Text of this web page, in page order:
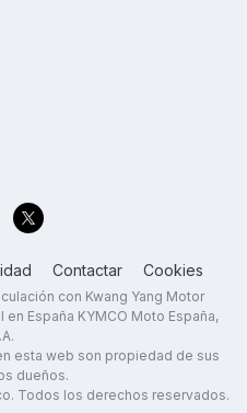
Contactar Cookies
con Kwang Yang Motor
España KYMCO Moto España,
esta web son propiedad de sus
dueños.
Todos los derechos reservados.